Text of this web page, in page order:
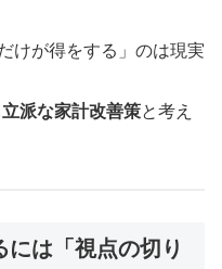
けが得をする」のは現実
派な家計改善策と考え
には「視点の切り